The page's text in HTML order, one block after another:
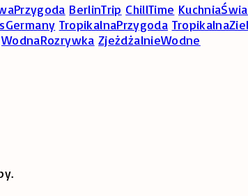
BerlinTrip ChillTime
TropikalnaPrzygoda
WodnaRozrywka ZjeżdżalnieWodne